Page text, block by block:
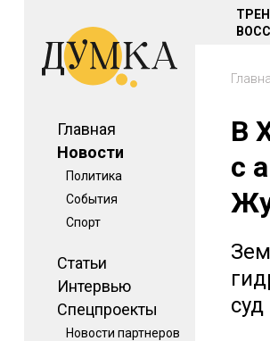
Главная
Новости
Политика
События
Спорт
Статьи
Интервью
Спецпроекты
Новости партнеров
В
с
суд